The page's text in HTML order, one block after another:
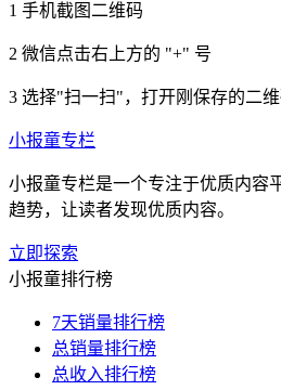
1 手机截图二维码
2 微信点击右上方的 "+" 号
3 选择"扫一扫"，打开刚保存的二
小报童专栏
小报童专栏是一个专注于优质内容
趋势，让读者发现优质内容。
立即探索
小报童排行榜
7天销量排行榜
总销量排行榜
总收入排行榜